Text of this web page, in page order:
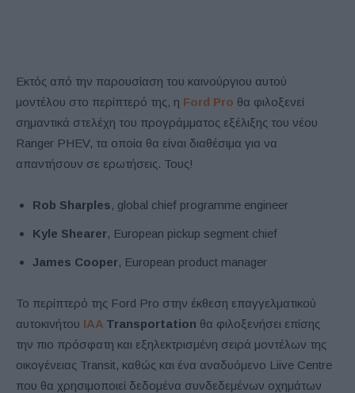
Εκτός από την παρουσίαση του καινούργιου αυτού
μοντέλου στο περίπτερό της, η Ford Pro θα φιλοξενεί
σημαντικά στελέχη του προγράμματος εξέλιξης του νέου
Ranger PHEV, τα οποία θα είναι διαθέσιμα για να
απαντήσουν σε ερωτήσεις. Τους!
Rob Sharples, global chief programme engineer
Kyle Shearer, European pickup segment chief
James Cooper, European product manager
Το περίπτερό της Ford Pro στην έκθεση επαγγελματικού
αυτοκινήτου IAA Transportation θα φιλοξενήσει επίσης
την πιο πρόσφατη και εξηλεκτρισμένη σειρά μοντέλων της
οικογένειας Transit, καθώς και ένα αναδυόμενο Liive Centre
που θα χρησιμοποιεί δεδομένα συνδεδεμένων οχημάτων